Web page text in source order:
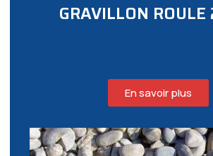
GRAVILLON
En savoir plus